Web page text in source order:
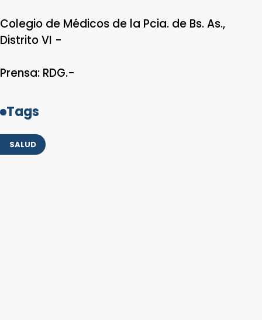
Colegio de Médicos de la Pcia. de Bs. As.,
Distrito VI -
Prensa: RDG.-
Tags
SALUD